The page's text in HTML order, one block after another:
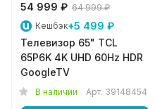
54 999 ₽ 64 999 ₽
Кешбэк+5 499 ₽
Телевизор 65" TCL
65P6K 4K UHD 60Hz HDR
GoogleTV
В наличии Арт. 39148454